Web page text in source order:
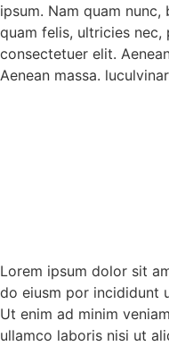
ipsum. Nam quam
quam felis, ultricies nec,
consectetuer elit.
Aenean massa.
Lorem ipsum dolor sit
do eiusm por incididunt
Ut enim ad minim
ullamco laboris nisi ut